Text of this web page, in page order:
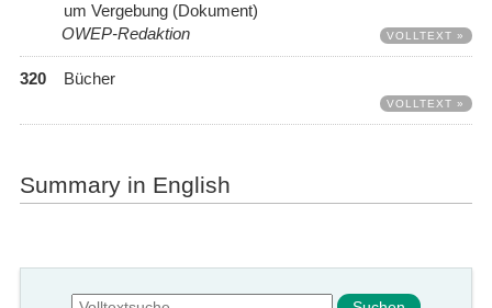
um Vergebung (Dokument)
OWEP-Redaktion
VOLLTEXT »
320 Bücher
VOLLTEXT »
Summary in English
Suchformular
Suche